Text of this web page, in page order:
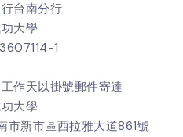
台南分行
大學
1
作天以掛號郵件寄達
大學
市新市區西拉雅大道861號